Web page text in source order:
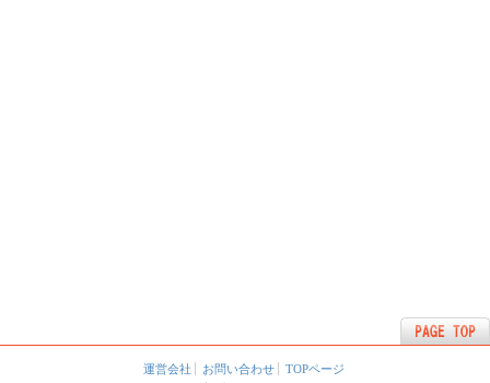
運営会社 お問い合わせ
TOPページ